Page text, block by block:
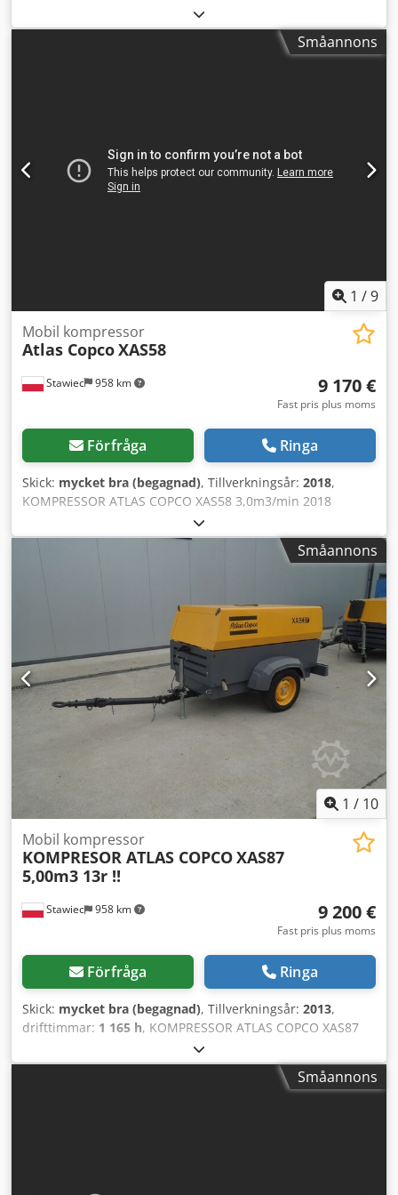
Scheugenpflug SNDE121197 ZES 217958 Mått: L 190 cm / B
190 cm / H 220 cm / 430 kg (maskin) + 100 kg
Scheugenpflug SNDE118236 ZES 216335 Mått: L 200 cm / B
100 cm / H 220 cm / Ljudnivå: ≤ 70 dB(A) Skick: oanvänd
mm Djup: 358 mm Bredd vid handtagen: 623 mm
Slagenergi: 60 joule Slagfrekvens: 1440 slag/min Dcsdpfx
Småannons
1 /9
Stawiec 958 km
Mobil kompressor
Atlas CopcoXAS58
9 170 €
Fast pris plus moms
Förfråga Ringa
Skick: mycket bra (begagnad), Tillverkningsår: 2018,
KOMPRESSOR ATLAS COPCO XAS58 3,0m3/min 2018
Dodpetyk Svjfx Al Rock Dieselkompressor ATLAS COPCO
XAS 58, maskinen är servad Teknisk data: kapacitet: 3,00
m3/min arbetstryck: 7 bar årsmodell: 2018 motor: KUBOTA
moms: 39 500 PLN Pris inkl. moms: 48 585 PLN Nedan finns
en länk till en video som visar maskinen i drift.
Småannons
1 / 10
Stawiec 958 km
Mobil kompressor
KOMPRESOR ATLAS COPCOXAS87
5,00m3 13r !!
9 200 €
Fast pris plus moms
Förfråga Ringa
Skick: mycket bra (begagnad), Tillverkningsår: 2013,
drifttimmar: 1 165 h, KOMPRESSOR ATLAS COPCO XAS87
5,00m3 2013!! Dieselkompressor ATLAS COPCO XAS87,
maskinen har genomgått service. Tekniska data: Kapacitet:
5,00 m³/min Arbetstryck: 7 bar Tillverkningsår: 2013 Motor:
Småannons